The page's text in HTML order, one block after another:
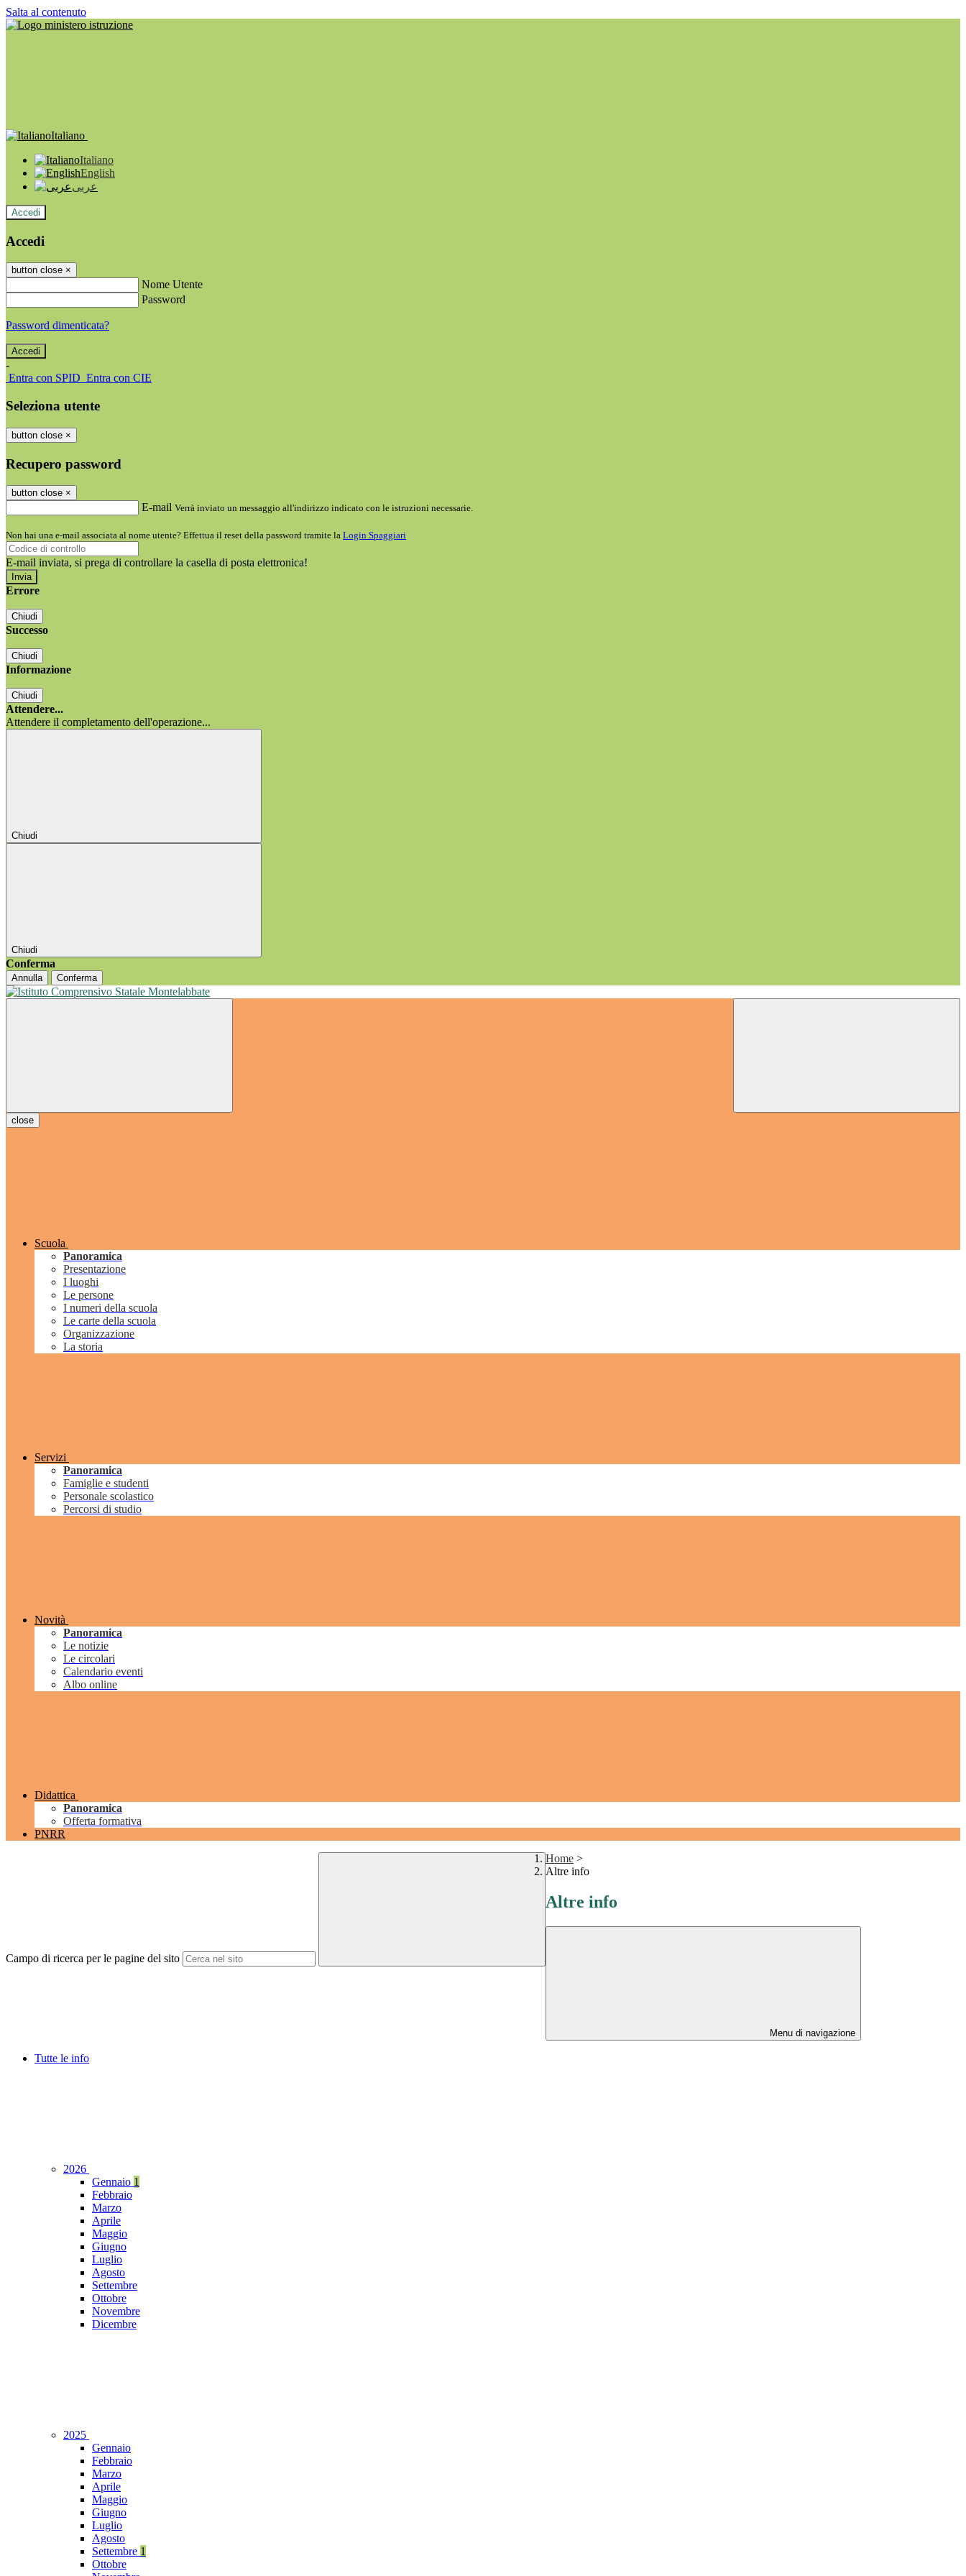
Salta al contenuto
Italiano
Italiano
English
عربى
Accedi
Accedi
button close ×
Nome Utente
Password
Password dimenticata?
-
Entra con SPID Entra con CIE
Seleziona utente
button close ×
Recupero password
button close ×
E-mail Verrà inviato un messaggio all'indirizzo indicato con le istruzioni necessarie.
Non hai una e-mail associata al nome utente? Effettua il reset della password tramite la Login Spaggiari
E-mail inviata, si prega di controllare la casella di posta elettronica!
Errore
Chiudi
Successo
Chiudi
Informazione
Chiudi
Attendere...
Attendere il completamento dell'operazione...
Chiudi
Chiudi
Conferma
Annulla Conferma
close
Scuola
Panoramica
Presentazione
I luoghi
Le persone
I numeri della scuola
Le carte della scuola
Organizzazione
La storia
Servizi
Panoramica
Famiglie e studenti
Personale scolastico
Percorsi di studio
Novità
Panoramica
Le notizie
Le circolari
Calendario eventi
Albo online
Didattica
Panoramica
Offerta formativa
PNRR
Campo di ricerca per le pagine del sito
Home >
Altre info
Altre info
Menu di navigazione
Tutte le info
2026
Gennaio 1
Febbraio
Marzo
Aprile
Maggio
Giugno
Luglio
Agosto
Settembre
Ottobre
Novembre
Dicembre
2025
Gennaio
Febbraio
Marzo
Aprile
Maggio
Giugno
Luglio
Agosto
Settembre 1
Ottobre